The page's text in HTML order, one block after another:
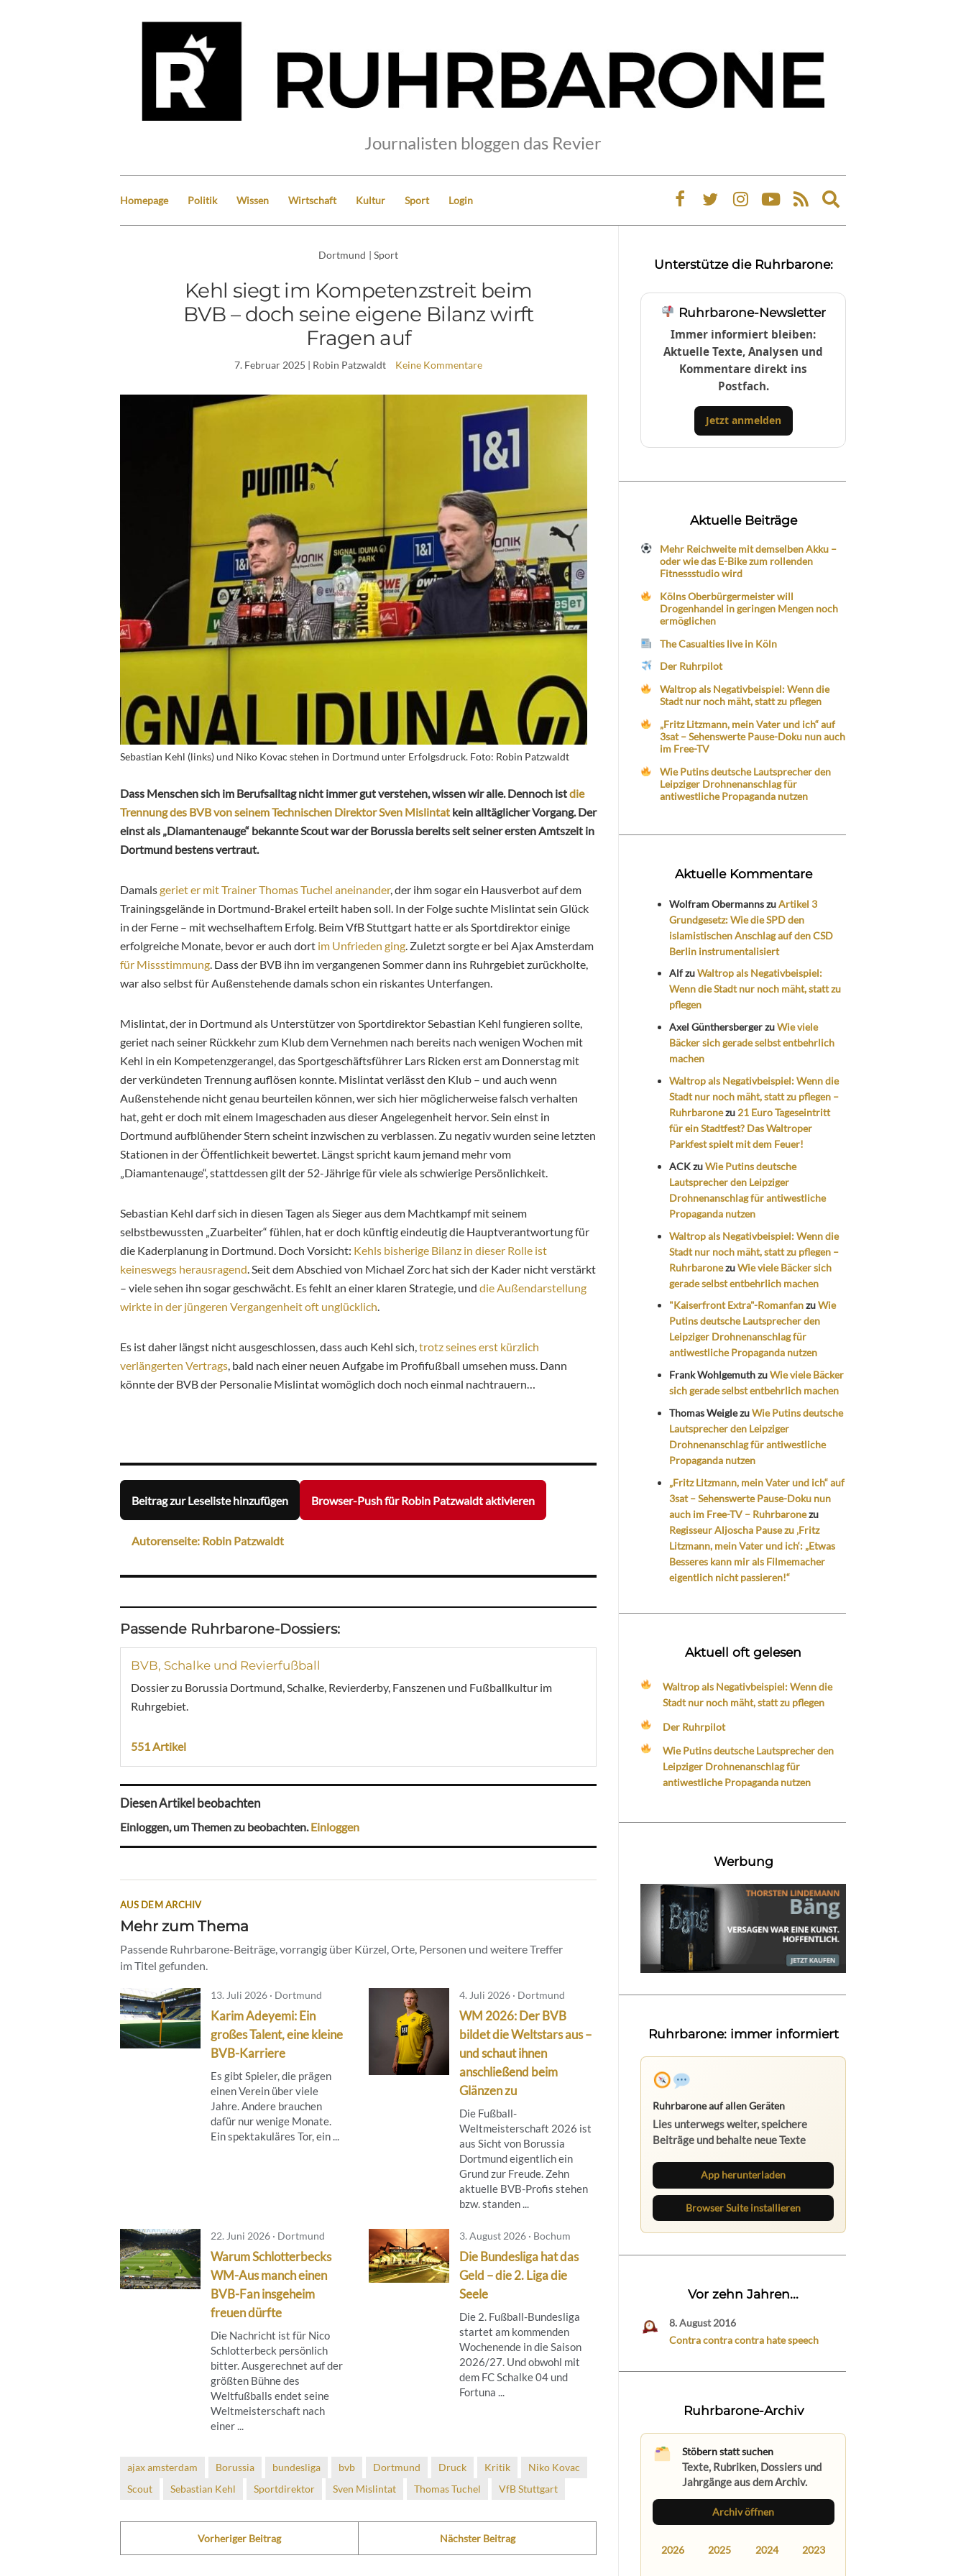
Journalisten bloggen das Revier
Homepage Politik Wissen Wirtschaft Kultur Sport Login
Expand
search
Dortmund | Sport
Kehl siegt im Kompetenzstreit beim
BVB – doch seine eigene Bilanz wirft
Fragen auf
7. Februar 2025 | Robin Patzwaldt Keine Kommentare
Sebastian Kehl (links) und Niko Kovac stehen in Dortmund unter Erfolgsdruck. Foto: Robin Patzwaldt
Dass Menschen sich im Berufsalltag nicht immer gut verstehen, wissen wir alle. Dennoch istdie
Trennung des BVB von seinem Technischen Direktor Sven Mislintat kein alltäglicher Vorgang. Der
einst als „Diamantenauge“ bekannte Scout war der Borussia bereits seit seiner ersten Amtszeit in
Dortmund bestens vertraut.
Damalsgeriet er mit Trainer Thomas Tuchel aneinander, der ihm sogar ein Hausverbot auf dem
Trainingsgelände in Dortmund-Brakel erteilt haben soll. In der Folge suchte Mislintat sein Glück
in der Ferne – mit wechselhaftem Erfolg. Beim VfB Stuttgart hatte er als Sportdirektor einige
erfolgreiche Monate, bevor er auch dort im Unfrieden ging. Zuletzt sorgte er bei Ajax Amsterdam
für Missstimmung. Dass der BVB ihn im vergangenen Sommer dann ins Ruhrgebiet zurückholte,
war also selbst für Außenstehende damals schon ein riskantes Unterfangen.
Mislintat, der in Dortmund als Unterstützer von Sportdirektor Sebastian Kehl fungieren sollte,
geriet nach seiner Rückkehr zum Klub dem Vernehmen nach bereits nach wenigen Wochen mit
Kehl in ein Kompetenzgerangel, das Sportgeschäftsführer Lars Ricken erst am Donnerstag mit
der verkündeten Trennung auflösen konnte. Mislintat verlässt den Klub – und auch wenn
Außenstehende nicht genau beurteilen können, wer sich hier möglicherweise falsch verhalten
hat, geht er doch mit einem Imageschaden aus dieser Angelegenheit hervor. Sein einst in
Dortmund aufblühender Stern scheint inzwischen zu verblassen. Zu negativ wurden seine letzten
Stationen in der Öffentlichkeit bewertet. Längst spricht kaum jemand mehr vom
„Diamantenauge“, stattdessen gilt der 52-Jährige für viele als schwierige Persönlichkeit.
Sebastian Kehl darf sich in diesen Tagen als Sieger aus dem Machtkampf mit seinem
selbstbewussten „Zuarbeiter“ fühlen, hat er doch künftig eindeutig die Hauptverantwortung für
die Kaderplanung in Dortmund. Doch Vorsicht: Kehls bisherige Bilanz in dieser Rolle ist
keineswegs herausragend. Seit dem Abschied von Michael Zorc hat sich der Kader nicht verstärkt
– viele sehen ihn sogar geschwächt. Es fehlt an einer klaren Strategie, und die Außendarstellung
wirkte in der jüngeren Vergangenheit oft unglücklich.
Es ist daher längst nicht ausgeschlossen, dass auch Kehl sich,trotz seines erst kürzlich
verlängerten Vertrags, bald nach einer neuen Aufgabe im Profifußball umsehen muss. Dann
könnte der BVB der Personalie Mislintat womöglich doch noch einmal nachtrauern…
Beitrag zur Leseliste hinzufügen Browser-Push für Robin Patzwaldt aktivieren
Autorenseite: Robin Patzwaldt
Passende Ruhrbarone-Dossiers:
BVB, Schalke und Revierfußball
Dossier zu Borussia Dortmund, Schalke, Revierderby, Fanszenen und Fußballkultur im
Ruhrgebiet.
551 Artikel
Diesen Artikel beobachten
Einloggen, um Themen zu beobachten. Einloggen
AUS DEM ARCHIV
Mehr zum Thema
Passende Ruhrbarone-Beiträge, vorrangig über Kürzel, Orte, Personen und weitere Treffer
im Titel gefunden.
13. Juli 2026 · Dortmund
Karim Adeyemi: Ein
großes Talent, eine kleine
BVB-Karriere
Es gibt Spieler, die prägen
einen Verein über viele
Jahre. Andere brauchen
dafür nur wenige Monate.
Ein spektakuläres Tor, ein ...
4. Juli 2026 · Dortmund
WM 2026: Der BVB
bildet die Weltstars aus –
und schaut ihnen
anschließend beim
Glänzen zu
Die Fußball-
Weltmeisterschaft 2026 ist
aus Sicht von Borussia
Dortmund eigentlich ein
Grund zur Freude. Zehn
aktuelle BVB-Profis stehen
bzw. standen ...
22. Juni 2026 · Dortmund
Warum Schlotterbecks
WM-Aus manch einen
BVB-Fan insgeheim
freuen dürfte
Die Nachricht ist für Nico
Schlotterbeck persönlich
bitter. Ausgerechnet auf der
größten Bühne des
Weltfußballs endet seine
Weltmeisterschaft nach
einer ...
3. August 2026 · Bochum
Die Bundesliga hat das
Geld – die 2. Liga die
Seele
Die 2. Fußball-Bundesliga
startet am kommenden
Wochenende in die Saison
2026/27. Und obwohl mit
dem FC Schalke 04 und
Fortuna ...
ajax amsterdam Borussia bundesliga bvb Dortmund Druck Kritik
Niko Kovac
Scout
Sebastian Kehl Sportdirektor Sven Mislintat Thomas Tuchel VfB Stuttgart
Vorheriger Beitrag Nächster Beitrag
Unterstütze die Ruhrbarone:
Ruhrbarone-Newsletter
Immer informiert bleiben:
Aktuelle Texte, Analysen und
Kommentare direkt ins
Postfach.
Jetzt anmelden
Aktuelle Beiträge
Mehr Reichweite mit demselben Akku –
oder wie das E-Bike zum rollenden
Fitnessstudio wird
Kölns Oberbürgermeister will
Drogenhandel in geringen Mengen noch
ermöglichen
The Casualties live in Köln
Der Ruhrpilot
Waltrop als Negativbeispiel: Wenn die
Stadt nur noch mäht, statt zu pflegen
„Fritz Litzmann, mein Vater und ich“ auf
3sat – Sehenswerte Pause-Doku nun auch
im Free-TV
Wie Putins deutsche Lautsprecher den
Leipziger Drohnenanschlag für
antiwestliche Propaganda nutzen
Aktuelle Kommentare
Wolfram ObermannszuArtikel 3
Grundgesetz: Wie die SPD den
islamistischen Anschlag auf den CSD
Berlin instrumentalisiert
AlfzuWaltrop als Negativbeispiel:
Wenn die Stadt nur noch mäht, statt zu
pflegen
Axel GünthersbergerzuWie viele
Bäcker sich gerade selbst entbehrlich
machen
Waltrop als Negativbeispiel: Wenn die
Stadt nur noch mäht, statt zu pflegen –
Ruhrbaronezu 21 Euro Tageseintritt
für ein Stadtfest? Das Waltroper
Parkfest spielt mit dem Feuer!
ACKzuWie Putins deutsche
Lautsprecher den Leipziger
Drohnenanschlag für antiwestliche
Propaganda nutzen
Waltrop als Negativbeispiel: Wenn die
Stadt nur noch mäht, statt zu pflegen –
RuhrbaronezuWie viele Bäcker sich
gerade selbst entbehrlich machen
"Kaiserfront Extra"-RomanfanzuWie
Putins deutsche Lautsprecher den
Leipziger Drohnenanschlag für
antiwestliche Propaganda nutzen
Frank WohlgemuthzuWie viele Bäcker
sich gerade selbst entbehrlich machen
Thomas WeiglezuWie Putins deutsche
Lautsprecher den Leipziger
Drohnenanschlag für antiwestliche
Propaganda nutzen
„Fritz Litzmann, mein Vater und ich“ auf
3sat – Sehenswerte Pause-Doku nun
auch im Free-TV – Ruhrbaronezu
Regisseur Aljoscha Pause zu ‚Fritz
Litzmann, mein Vater und ich‘: „Etwas
Besseres kann mir als Filmemacher
eigentlich nicht passieren!“
Aktuell oft gelesen
Waltrop als Negativbeispiel: Wenn die
Stadt nur noch mäht, statt zu pflegen
Der Ruhrpilot
Wie Putins deutsche Lautsprecher den
Leipziger Drohnenanschlag für
antiwestliche Propaganda nutzen
Werbung
Ruhrbarone: immer informiert
Ruhrbarone auf allen Geräten
Lies unterwegs weiter, speichere
Beiträge und behalte neue Texte
App herunterladen
Browser Suite installieren
Vor zehn Jahren...
8. August 2016
Contra contra contra hate speech
Ruhrbarone-Archiv
Stöbern statt suchen
Texte, Rubriken, Dossiers und
Jahrgänge aus dem Archiv.
Archiv öffnen
2026 2025 2024 2023